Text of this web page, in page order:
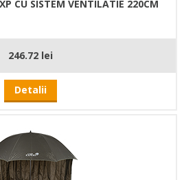
CU SISTEM VENTILATIE 220CM
246.72 lei
Detalii